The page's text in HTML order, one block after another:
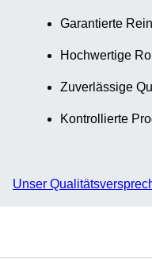
Garantierte
Hochwertige
Zuverlässige
Kontrollierte
Unser